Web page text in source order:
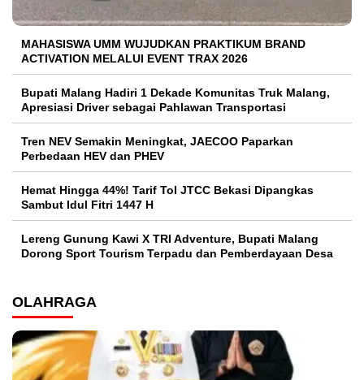
MAHASISWA UMM WUJUDKAN PRAKTIKUM BRAND
ACTIVATION MELALUI EVENT TRAX 2026
Bupati Malang Hadiri 1 Dekade Komunitas Truk Malang,
Apresiasi Driver sebagai Pahlawan Transportasi
Tren NEV Semakin Meningkat, JAECOO Paparkan
Perbedaan HEV dan PHEV
Hemat Hingga 44%! Tarif Tol JTCC Bekasi Dipangkas
Sambut Idul Fitri 1447 H
Lereng Gunung Kawi X TRI Adventure, Bupati Malang
Dorong Sport Tourism Terpadu dan Pemberdayaan Desa
OLAHRAGA